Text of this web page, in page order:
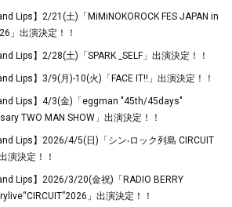
Lips】2/21(土)「MiMiNOKOROCK FES JAPAN in
」出演決定！！
Lips】2/28(土)「SPARK _SELF」出演決定！！
Lips】3/9(月)-10(火)「FACE IT!!」出演決定！！
and Lips】4/3(金)「eggman "45th/45days"
TWO MAN SHOW」出演決定！！
Lips】2026/4/5(日)「シン‧ロック列島 CIRCUIT
演決定！！
Lips】2026/3/20(金祝)「RADIO BERRY
」出演決定！！